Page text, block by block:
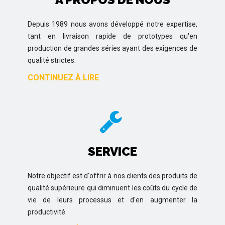
Depuis 1989 nous avons développé notre expertise,
tant en livraison rapide de prototypes qu'en
production de grandes séries ayant des exigences de
qualité strictes.
CONTINUEZ À LIRE
SERVICE
Notre objectif est d'offrir à nos clients des produits de
qualité supérieure qui diminuent les coûts du cycle de
vie de leurs processus et d'en augmenter la
productivité.